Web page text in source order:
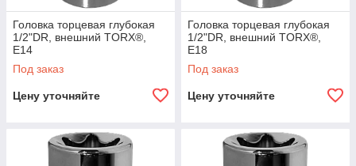
Головка торцевая глубокая
1/2"DR, внешний TORX®,
E14
Под заказ
Цену уточняйте
Головка торцевая глубокая
1/2"DR, внешний TORX®,
E18
Под заказ
Цену уточняйте